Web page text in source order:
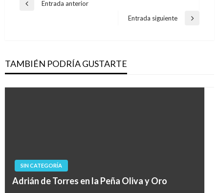
Navegación
Entrada
Entrada anterior
Entrada
Entrada siguiente
TAMBIÉN PODRÍA GUSTARTE
SIN CATEGORÍA
Adrián de Torres en la Peña Oliva y Oro